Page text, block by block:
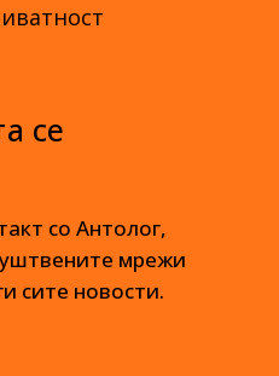
се
со Антолог,
мрежи
сите новости.